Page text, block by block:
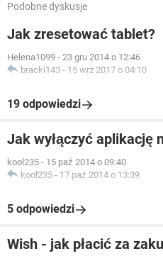
Podobne dyskusje
Jak zresetować tablet?
Helena1099 - 23 gru 2014 o 12:46
bracki143 - 15 wrz 2017 o 04:10
19 odpowiedzi
Jak wyłączyć aplikację
kool235 - 15 paź 2014 o 09:40
kool235 - 17 paź 2014 o 13:39
5 odpowiedzi
Wish - jak płacić za